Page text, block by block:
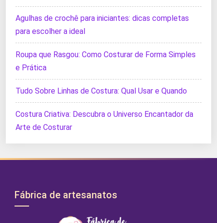
Agulhas de crochê para iniciantes: dicas completas
para escolher a ideal
Roupa que Rasgou: Como Costurar de Forma Simples
e Prática
Tudo Sobre Linhas de Costura: Qual Usar e Quando
Costura Criativa: Descubra o Universo Encantador da
Arte de Costurar
Fábrica de artesanatos